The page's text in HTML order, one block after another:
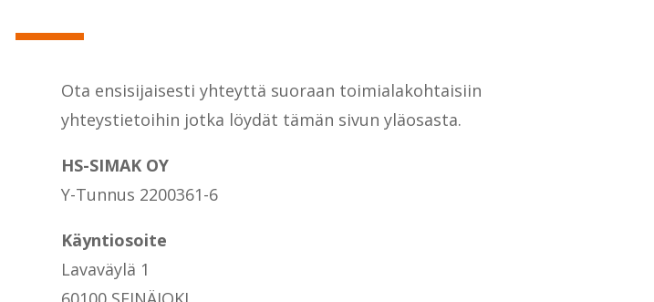
Ota ensisijaisesti yhteyttä suoraan toimialakohtaisiin
yhteystietoihin jotka löydät tämän sivun yläosasta.
HS-SIMAK OY
Y-Tunnus 2200361-6
Käyntiosoite
Lavaväylä 1